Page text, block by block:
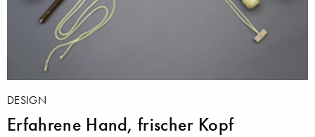
DESIGN
Erfahrene Hand, frischer Kopf